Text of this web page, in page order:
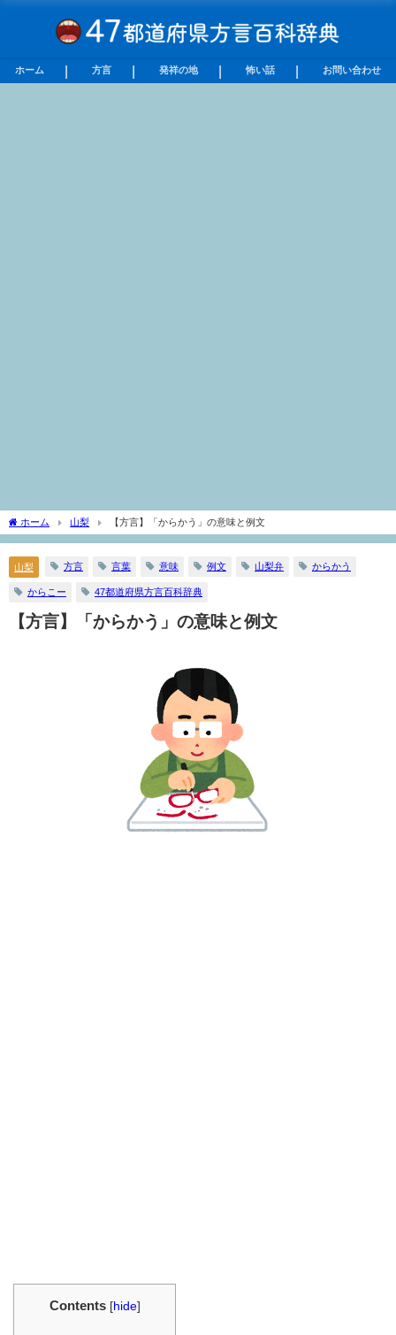
ホーム 方言 発祥の地 怖い話 お問い合わせ
ホーム 山梨 【方言】「からかう」の意味と例文
山梨 方言 言葉 意味 例文 山梨弁 からかう
からこー 47都道府県方言百科辞典
【方言】「からかう」の意味と例文
Contents [hide]